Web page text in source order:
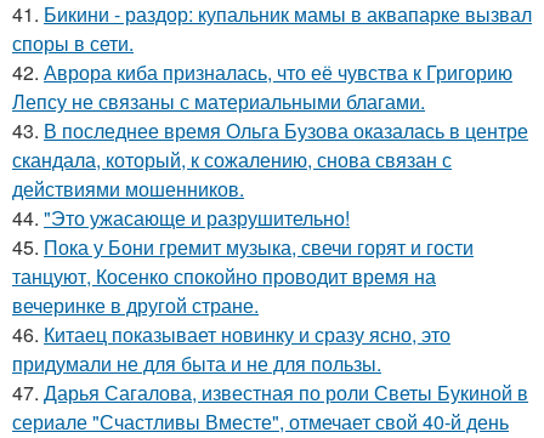
41. Бикини - раздор: купальник мамы в аквапарке вызвал
споры в сети.
42. Аврора киба призналась, что её чувства к Григорию
Лепсу не связаны с материальными благами.
43. В последнее время Ольга Бузова оказалась в центре
скандала, который, к сожалению, снова связан с
действиями мошенников.
44. "Это ужасающе и разрушительно!
45. Пока у Бони гремит музыка, свечи горят и гости
танцуют, Косенко спокойно проводит время на
вечеринке в другой стране.
46. Китаец показывает новинку и сразу ясно, это
придумали не для быта и не для пользы.
47. Дарья Сагалова, известная по роли Светы Букиной в
сериале "Счастливы Вместе", отмечает свой 40-й день